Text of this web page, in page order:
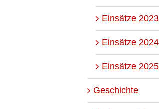
Einsätze 2023
Einsätze 2024
Einsätze 2025
Geschichte